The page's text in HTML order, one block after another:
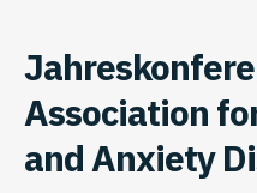
Association
and Anxiety